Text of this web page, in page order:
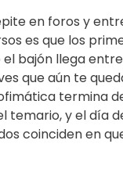
en foros y
es que los
bajón llega
que aún te
termina
temario, y el día
coinciden en